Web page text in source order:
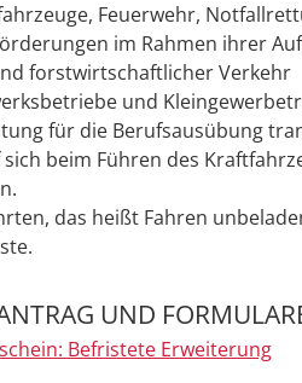
Feuerwehr,
im Rahmen ihrer
forstwirtschaftlicher Verkehr
und
für die Berufsausübung
sich beim Führen des
das heißt Fahren
.
UND
Befristete Erweiterung